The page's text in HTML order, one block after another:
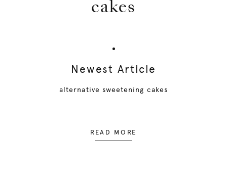
cakes
Newest Article
alternative sweetening cakes
READ MORE